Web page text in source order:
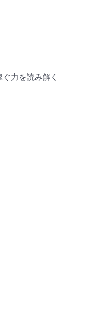
力を読み解く